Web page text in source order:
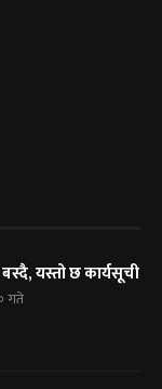
यस्तो छ कार्यसूची
गते